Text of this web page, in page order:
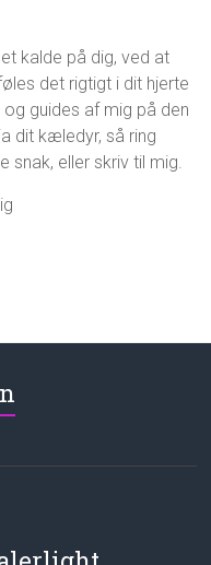
kalde på dig, ved at
det rigtigt i dit hjerte
guides af mig på den
dit kæledyr, så ring
snak, eller skriv til mig.